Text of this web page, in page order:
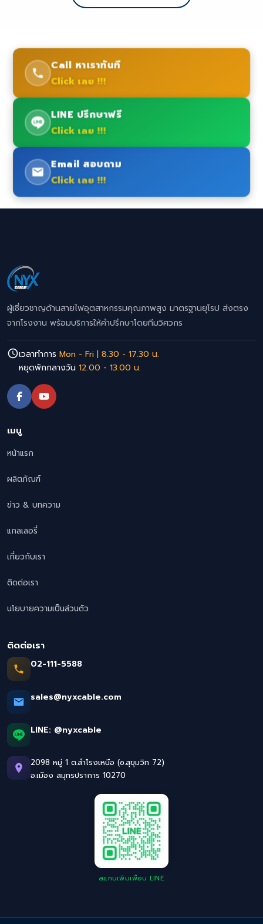
Call หาเราทันที
Click เลย !!!
LINE ปรึกษาฟรี
Click เลย !!!
Email สอบถาม
Click เลย !!!
ผู้เชี่ยวชาญด้านสายไฟอุตสาหกรรมคุณภาพสูง มาตรฐานยุโรป ส่งตรง
จากโรงงาน พร้อมบริการให้คำปรึกษาโดยทีมวิศวกร
เวลาทำการ Mon - Fri | 8.30 - 17.30 น.
หยุดพักกลางวัน 12.00 - 13.00 น.
เมนู
หน้าแรก
ผลิตภัณฑ์
ข่าว & บทความ
แกลเลอรี่
เกี่ยวกับเรา
ติดต่อเรา
นโยบายความเป็นส่วนตัว
ติดต่อเรา
02-111-5588
sales@nyxcable.com
LINE: @nyxcable
2098 หมู่ 1 ต.สำโรงเหนือ (ซ.สุขุมวิท 72)
อ.เมือง สมุทรปราการ 10270
สแกนเพิ่มเพื่อน LINE